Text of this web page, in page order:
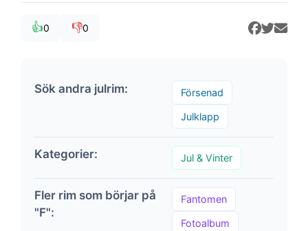
👍0 👎0
Sök andra julrim: Försenad
Julklapp
Kategorier: Jul & Vinter
Fler rim som börjar på
"F":
Fantomen
Fotoalbum